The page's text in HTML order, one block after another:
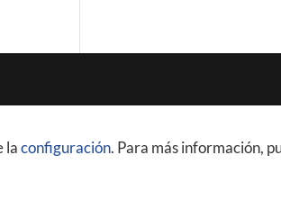
laconfiguración. Para más información,